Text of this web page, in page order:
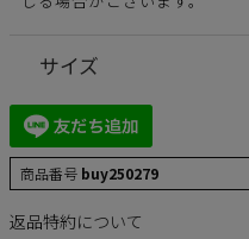
サイズ
商品番号 buy250279
返品特約について